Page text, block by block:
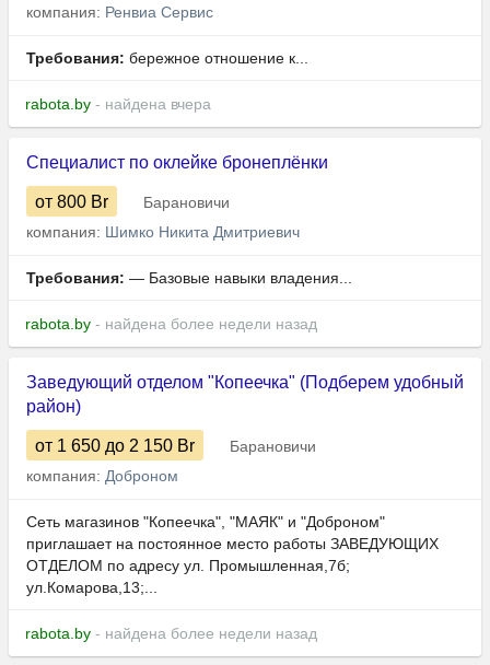
компания: Ренвиа Сервис
Требования: бережное отношение к...
rabota.by - найдена вчера
Специалист по оклейке бронеплёнки
от 800 Br
Барановичи
компания: Шимко Никита Дмитриевич
Требования: — Базовые навыки владения...
rabota.by - найдена более недели назад
Заведующий отделом "Копеечка" (Подберем удобный
район)
от 1 650 до 2 150 Br
Барановичи
компания: Доброном
Сеть магазинов "Копеечка", "МАЯК" и "Доброном"
приглашает на постоянное место работы ЗАВЕДУЮЩИХ
ОТДЕЛОМ по адресу ул. Промышленная,7б;
ул.Комарова,13;...
rabota.by - найдена более недели назад